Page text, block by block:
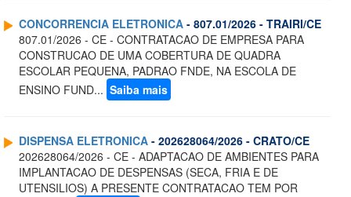
CONCORRENCIA ELETRONICA - 807.01/2026 - TRAIRI/CE
807.01/2026 - CE - CONTRATACAO DE EMPRESA PARA
CONSTRUCAO DE UMA COBERTURA DE QUADRA
ESCOLAR PEQUENA, PADRAO FNDE, NA ESCOLA DE
ENSINO FUND... Saiba mais
DISPENSA ELETRONICA - 202628064/2026 - CRATO/CE
202628064/2026 - CE - ADAPTACAO DE AMBIENTES PARA
IMPLANTACAO DE DESPENSAS (SECA, FRIA E DE
UTENSILIOS) A PRESENTE CONTRATACAO TEM POR